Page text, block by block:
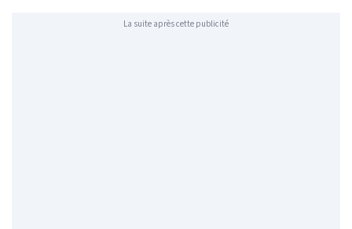
La suite après cette publicité